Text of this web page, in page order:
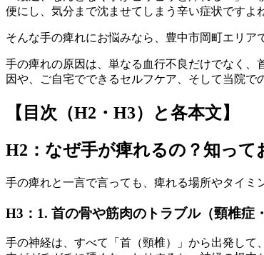
便にし、気分まで沈ませてしまう辛い症状ですよ
そんな手の痺れにお悩みなら、豊中市岡町エリア
手の痺れの原因は、単なる血行不良だけでなく
因や、ご自宅でできるセルフケア、そして当院で
【目次（H2・H3）と各本文】
H2：なぜ手が痺れるの？知って
手の痺れと一言で言っても、痺れる場所やタイミ
H3：1. 首の骨や筋肉のトラブル（頸椎症
手の神経は、すべて「首（頸椎）」から出発し